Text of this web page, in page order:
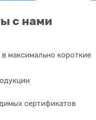
с нами
максимально короткие
сертификатов